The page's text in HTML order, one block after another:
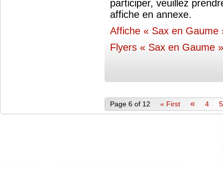
participer, veuillez
affiche en annexe.
Affiche « Sax en Gaume
Flyers « Sax en Gaume »
Page 6 of 12 « First « 4 5